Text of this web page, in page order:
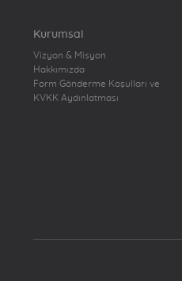
Kurumsal
Vizyon & Misyon
Hakkımızda
Form Gönderme Koşulları ve
KVKK Aydınlatması